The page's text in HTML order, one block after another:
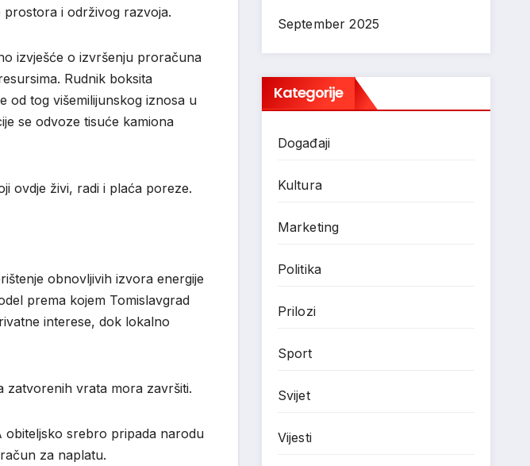
i održivog razvoja.
izvješće o izvršenju proračuna
Rudnik boksita
od tog višemilijunskog iznosa u
se odvoze tisuće kamiona
ovdje živi, radi i plaća poreze.
obnovljivih izvora energije
prema kojem Tomislavgrad
interese, dok lokalno
zatvorenih vrata mora završiti.
obiteljsko srebro pripada narodu
za naplatu.
September 2025
Kategorije
Događaji
Kultura
Marketing
Politika
Prilozi
Sport
Svijet
Vijesti